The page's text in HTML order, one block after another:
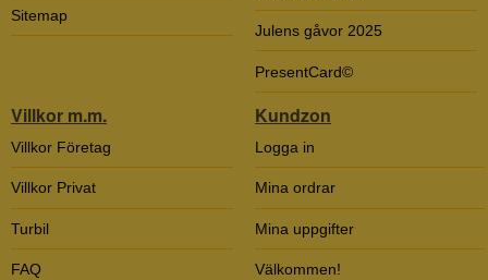
Sitemap
Julens gåvor 2025
PresentCard©
Villkor m.m.
Villkor Företag
Villkor Privat
Turbil
FAQ
Kundzon
Logga in
Mina ordrar
Mina uppgifter
Välkommen!